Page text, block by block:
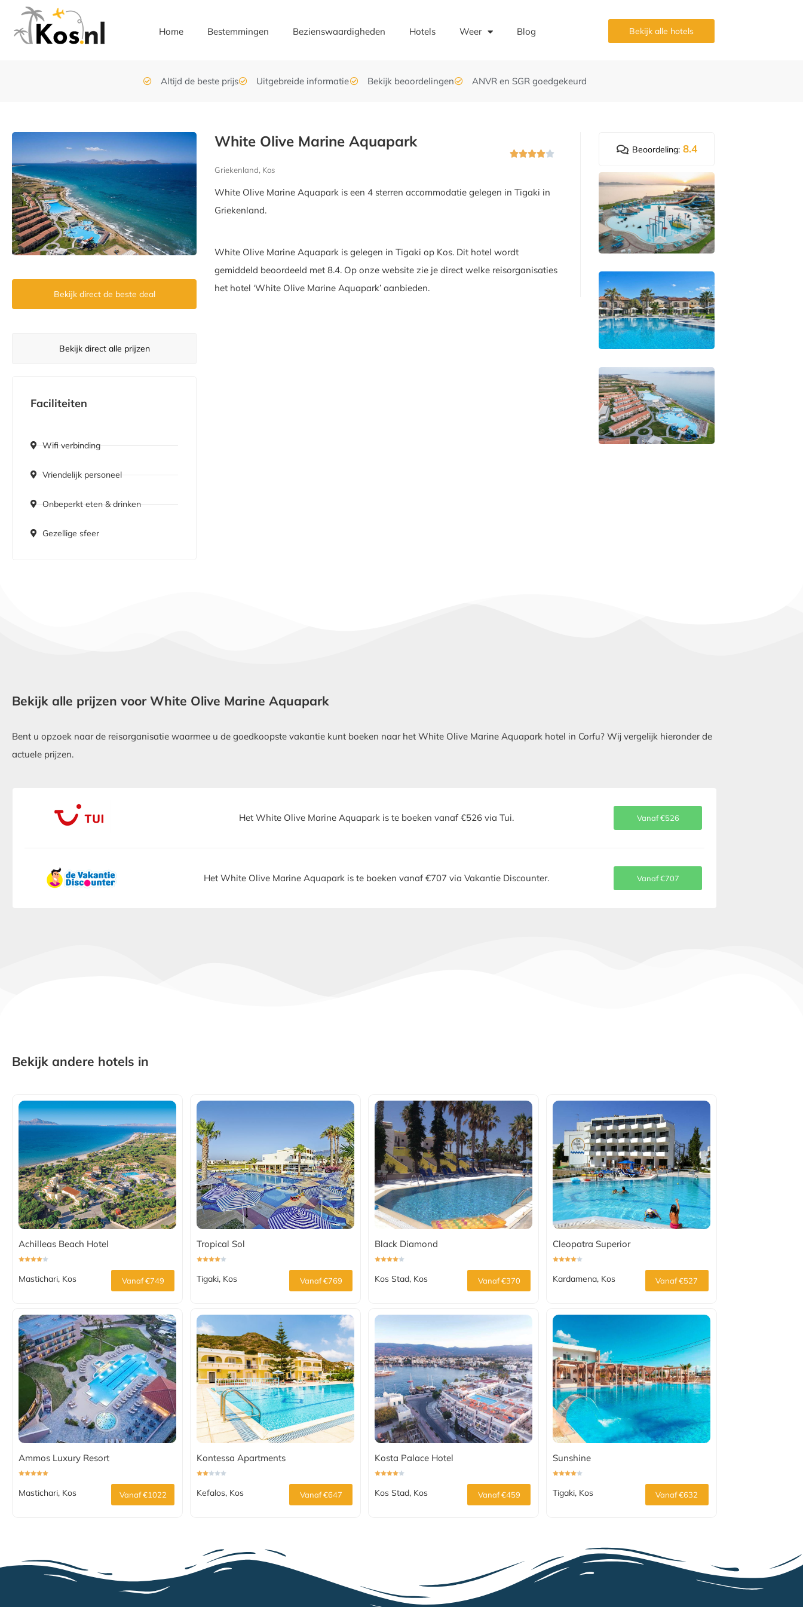
Home Bestemmingen Bezienswaardigheden Hotels Weer Blog Bekijk alle hotels
Altijd de beste prijs Uitgebreide informatie Bekijk beoordelingen ANVR en SGR goedgekeurd
Bekijk direct de beste deal
Bekijk direct alle prijzen
Faciliteiten
Wifi verbinding
Vriendelijk personeel
Onbeperkt eten & drinken
Gezellige sfeer
White Olive Marine Aquapark
Griekenland, Kos

White Olive Marine Aquapark is een 4 sterren accommodatie gelegen in Tigaki in
Griekenland.
White Olive Marine Aquapark is gelegen in Tigaki op Kos. Dit hotel wordt
gemiddeld beoordeeld met 8.4. Op onze website zie je direct welke reisorganisaties
het hotel ‘White Olive Marine Aquapark’ aanbieden.
Beoordeling: 8.4
Bekijk alle prijzen voor White Olive Marine Aquapark
Bent u opzoek naar de reisorganisatie waarmee u de goedkoopste vakantie kunt boeken naar het White Olive Marine Aquapark hotel in Corfu? Wij vergelijk hieronder de
actuele prijzen.
Het White Olive Marine Aquapark is te boeken vanaf €526 via Tui. Vanaf €526
Het White Olive Marine Aquapark is te boeken vanaf €707 via Vakantie Discounter. Vanaf €707
Bekijk andere hotels in
Achilleas Beach Hotel
Mastichari, Kos Vanaf €749
Tropical Sol
Tigaki, Kos Vanaf €769
Black Diamond
Kos Stad, Kos Vanaf €370
Cleopatra Superior
Kardamena, Kos Vanaf €527
Ammos Luxury Resort
Mastichari, Kos Vanaf €1022
Kontessa Apartments
Kefalos, Kos Vanaf €647
Kosta Palace Hotel
Kos Stad, Kos Vanaf €459
Sunshine
Tigaki, Kos Vanaf €632